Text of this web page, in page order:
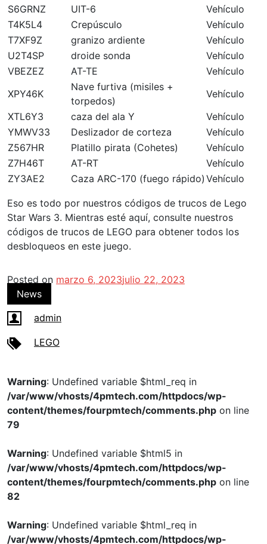
S6GRNZ
UIT-6
Vehículo
T4K5L4
Crepúsculo
Vehículo
T7XF9Z
granizo ardiente
Vehículo
U2T4SP
droide sonda
Vehículo
VBEZEZ
AT-TE
Vehículo
XPY46K
Nave furtiva (misiles +
torpedos)
Vehículo
XTL6Y3
caza del ala Y
Vehículo
YMWV33
Deslizador de corteza
Vehículo
Z567HR
Platillo pirata (Cohetes)
Vehículo
Z7H46T
AT-RT
Vehículo
ZY3AE2
Caza ARC-170 (fuego rápido) Vehículo
Eso es todo por nuestros códigos de trucos de Lego
Star Wars 3. Mientras esté aquí, consulte nuestros
códigos de trucos de LEGO para obtener todos los
desbloqueos en este juego.
Posted on marzo 6, 2023julio 22, 2023
News
admin
LEGO
Warning: Undefined variable $html_req in
/var/www/vhosts/4pmtech.com/httpdocs/wp-
content/themes/fourpmtech/comments.php on line
79
Warning: Undefined variable $html5 in
/var/www/vhosts/4pmtech.com/httpdocs/wp-
content/themes/fourpmtech/comments.php on line
82
Warning: Undefined variable $html_req in
/var/www/vhosts/4pmtech.com/httpdocs/wp-